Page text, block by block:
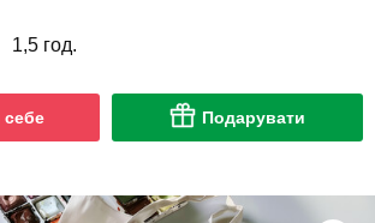
1,5 год.
себе Подарувати